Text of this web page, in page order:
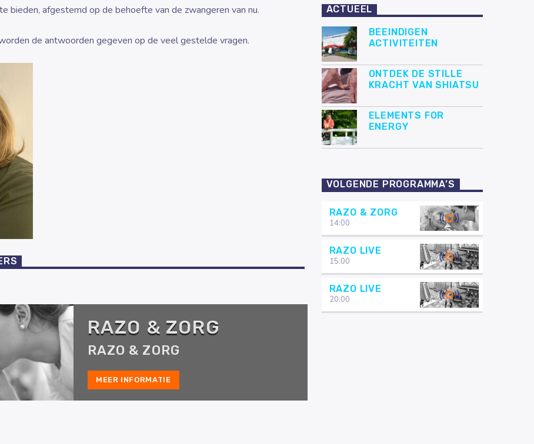
bieden, afgestemd op de behoefte van de zwangeren van nu.
de antwoorden gegeven op de veel gestelde vragen.
RAZO & ZORG
RAZO & ZORG
MEER INFORMATIE
ACTUEEL
BEEINDIGEN
ACTIVITEITEN
ONTDEK DE STILLE
KRACHT VAN SHIATSU
ELEMENTS FOR
ENERGY
VOLGENDE PROGRAMMA’S
RAZO & ZORG
14:00
RAZO LIVE
15:00
RAZO LIVE
20:00